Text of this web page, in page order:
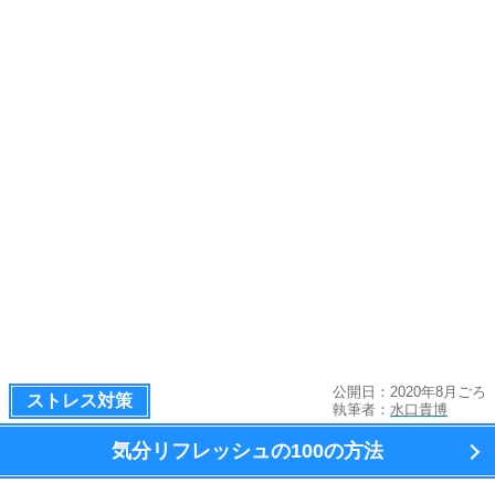
ストレス対策
公開日：2020年8月ごろ
執筆者： 水口貴博
気分リフレッシュの100の方法